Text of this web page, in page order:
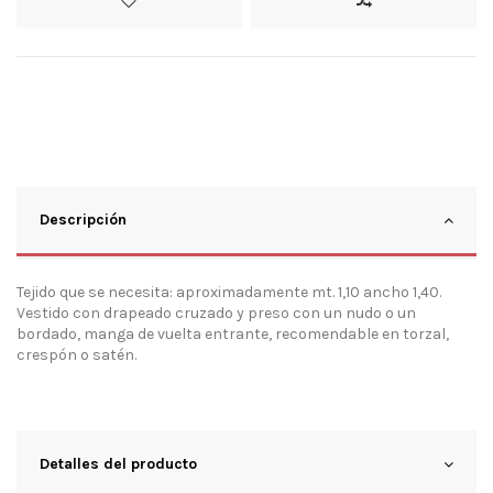
Descripción
Tejido que se necesita: aproximadamente mt. 1,10 ancho 1,40.
Vestido con drapeado cruzado y preso con un nudo o un
bordado, manga de vuelta entrante, recomendable en torzal,
crespón o satén.
Detalles del producto